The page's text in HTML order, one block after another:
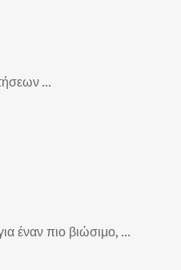
...
έναν πιο βιώσιμο, ...